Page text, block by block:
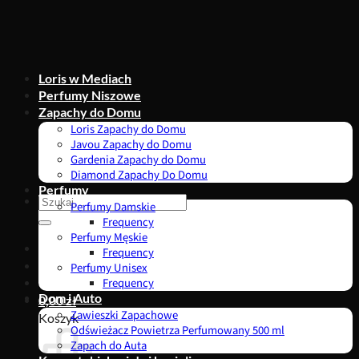
Szukaj:
0,00zł
Koszyk
Loris w Mediach
Perfumy Niszowe
Zapachy do Domu
Loris Zapachy do Domu
Javou Zapachy do Domu
Gardenia Zapachy do Domu
Diamond Zapachy Do Domu
Perfumy
Perfumy Damskie
Frequency
Perfumy Męskie
Frequency
Perfumy Unisex
Frequency
Dom i Auto
Zawieszki Zapachowe
Odświeżacz Powietrza Perfumowany 500 ml
Zapach do Auta